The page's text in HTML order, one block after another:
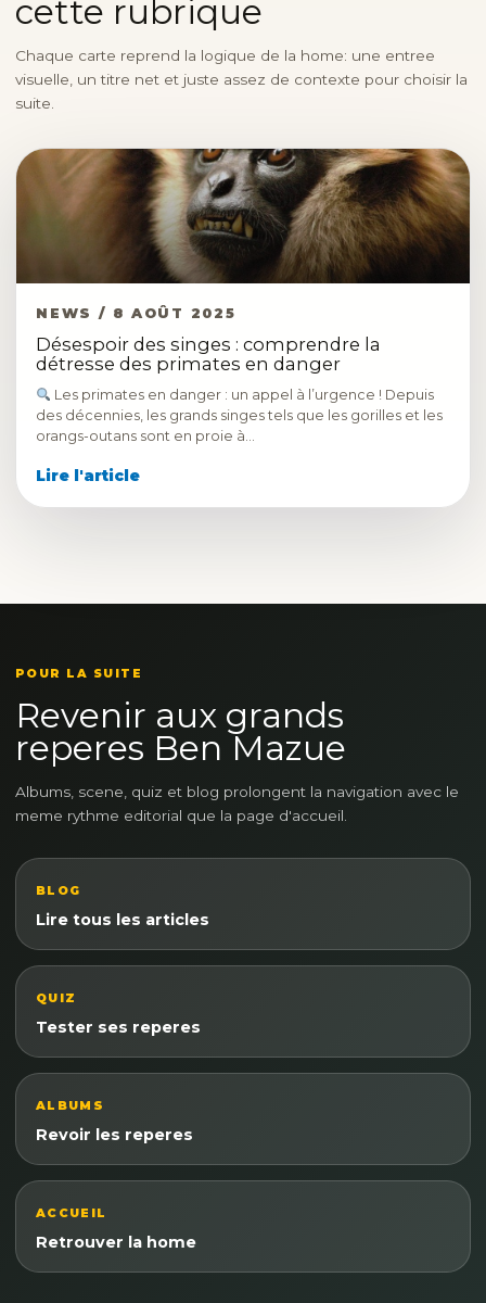
cette rubrique
Chaque carte reprend la logique de la home: une entree
visuelle, un titre net et juste assez de contexte pour choisir la
suite.
NEWS / 8 AOÛT 2025
Désespoir des singes : comprendre la
détresse des primates en danger
Les primates en danger : un appel à l’urgence ! Depuis
des décennies, les grands singes tels que les gorilles et les
orangs-outans sont en proie à…
Lire l'article
POUR LA SUITE
Revenir aux grands
reperes Ben Mazue
Albums, scene, quiz et blog prolongent la navigation avec le
meme rythme editorial que la page d'accueil.
BLOG
Lire tous les articles
QUIZ
Tester ses reperes
ALBUMS
Revoir les reperes
ACCUEIL
Retrouver la home